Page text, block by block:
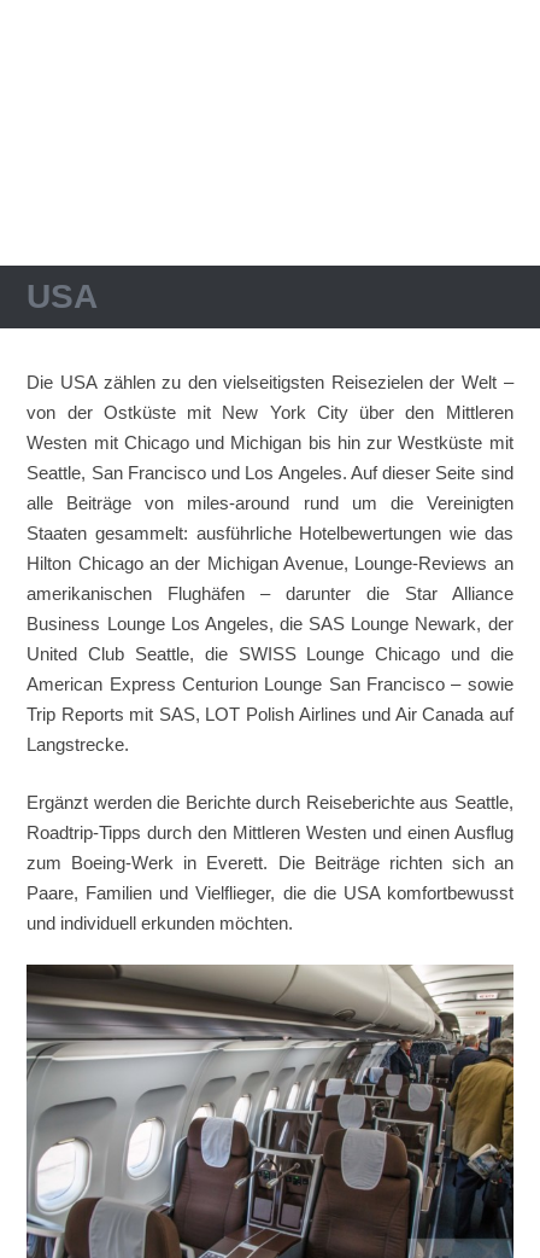
USA
Die USA zählen zu den vielseitigsten Reisezielen der Welt –
von der Ostküste mit New York City über den Mittleren
Westen mit Chicago und Michigan bis hin zur Westküste mit
Seattle, San Francisco und Los Angeles. Auf dieser Seite sind
alle Beiträge von miles-around rund um die Vereinigten
Staaten gesammelt: ausführliche Hotelbewertungen wie das
Hilton Chicago an der Michigan Avenue, Lounge-Reviews an
amerikanischen Flughäfen – darunter die Star Alliance
Business Lounge Los Angeles, die SAS Lounge Newark, der
United Club Seattle, die SWISS Lounge Chicago und die
American Express Centurion Lounge San Francisco – sowie
Trip Reports mit SAS, LOT Polish Airlines und Air Canada auf
Langstrecke.
Ergänzt werden die Berichte durch Reiseberichte aus Seattle,
Roadtrip-Tipps durch den Mittleren Westen und einen Ausflug
zum Boeing-Werk in Everett. Die Beiträge richten sich an
Paare, Familien und Vielflieger, die die USA komfortbewusst
und individuell erkunden möchten.